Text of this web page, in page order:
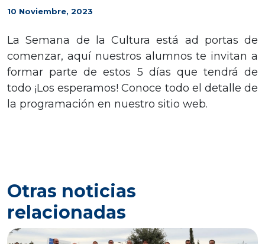
10 Noviembre, 2023
La Semana de la Cultura está ad portas de
comenzar, aquí nuestros alumnos te invitan a
formar parte de estos 5 días que tendrá de
todo ¡Los esperamos! Conoce todo el detalle de
la programación en nuestro sitio web.
Otras noticias
relacionadas